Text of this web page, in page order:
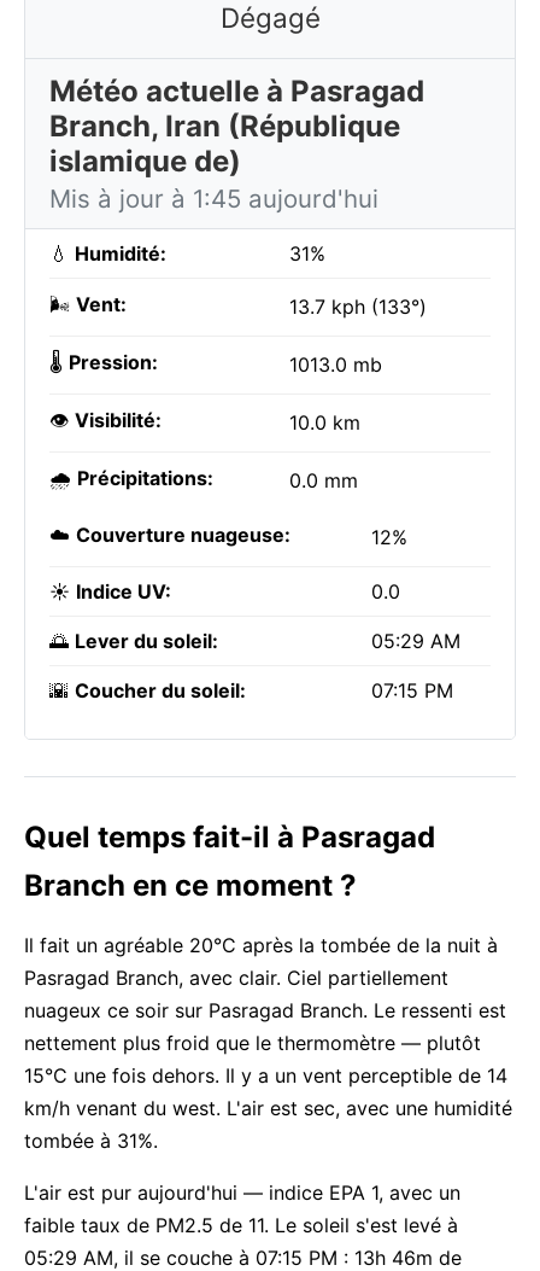
Dégagé
Météo actuelle à Pasragad
Branch, Iran (République
islamique de)
Mis à jour à 1:45 aujourd'hui
💧 Humidité: 31%
🌬️ Vent: 13.7 kph (133°)
🌡️ Pression: 1013.0 mb
👁️ Visibilité: 10.0 km
🌧️ Précipitations: 0.0 mm
☁️ Couverture nuageuse: 12%
☀️ Indice UV: 0.0
🌅 Lever du soleil: 05:29 AM
🌇 Coucher du soleil: 07:15 PM
Quel temps fait-il à Pasragad
Branch en ce moment ?
Il fait un agréable 20°C après la tombée de la nuit à
Pasragad Branch, avec clair. Ciel partiellement
nuageux ce soir sur Pasragad Branch. Le ressenti est
nettement plus froid que le thermomètre — plutôt
15°C une fois dehors. Il y a un vent perceptible de 14
km/h venant du west. L'air est sec, avec une humidité
tombée à 31%.
L'air est pur aujourd'hui — indice EPA 1, avec un
faible taux de PM2.5 de 11. Le soleil s'est levé à
05:29 AM, il se couche à 07:15 PM : 13h 46m de